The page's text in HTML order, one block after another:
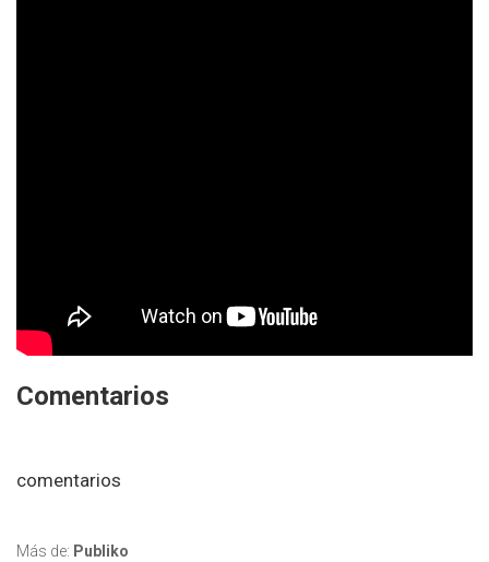
Comentarios
comentarios
Más de: Publiko